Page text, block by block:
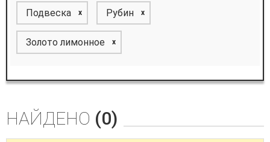
Подвеска x Рубин x
Золото лимонное x
НАЙДЕНО (0)